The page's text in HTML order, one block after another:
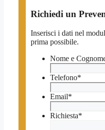
Richiedi un
Inserisci i dati nel
prima possibile.
Nome e
Telefono*
Email*
Richiesta*